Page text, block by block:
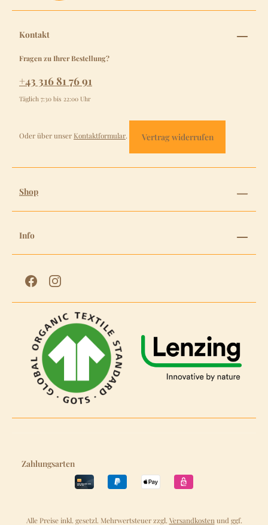
Kontakt
Fragen zu Ihrer Bestellung?
+43 316 81 76 91
Täglich 7:30 bis 22:00 Uhr
Oder über unser Kontaktformular. Vertrag widerrufen
Shop
Info
Zahlungsarten
Alle Preise inkl. gesetzl. Mehrwertsteuer zzgl. Versandkosten und ggf.